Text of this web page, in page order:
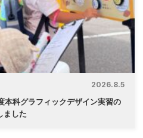
2026.8.5
本科グラフィックデザイン実習の
ました